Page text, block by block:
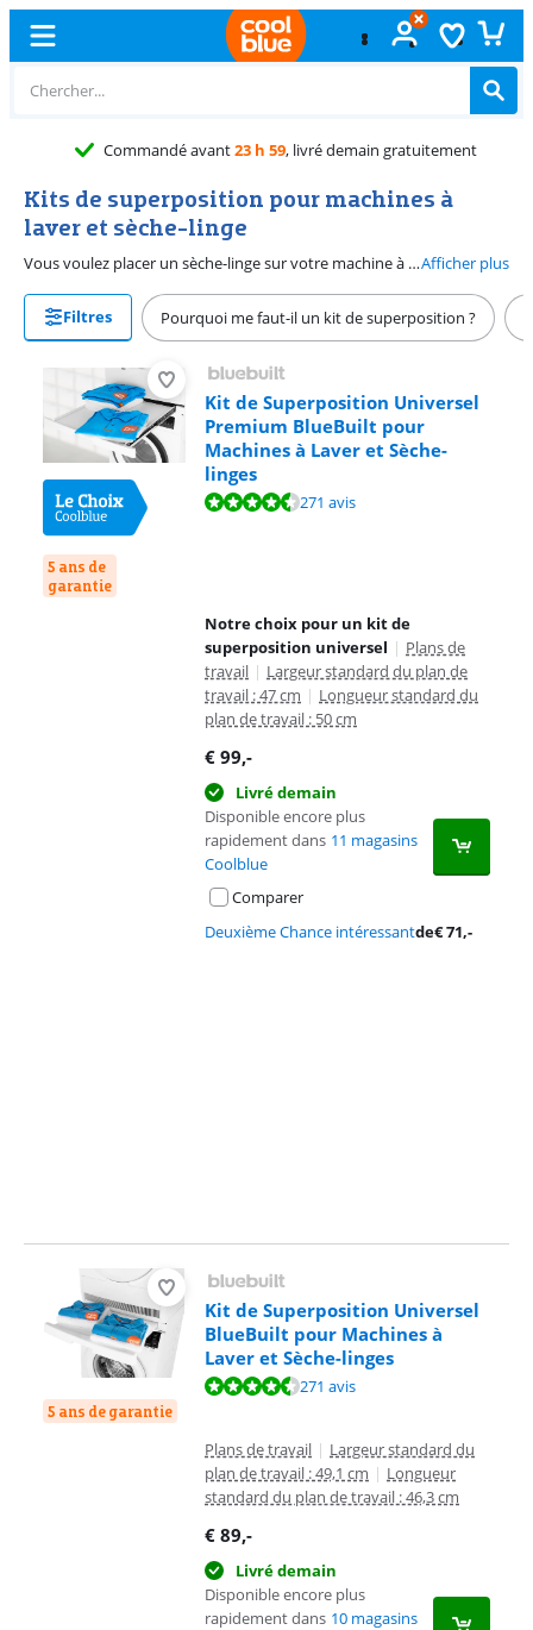
demain gratuitement
Kits de superposition pour machines à
laver et sèche-linge
Vous voulez placer un sèche-linge sur votre machine à laver pour gagner de la place dans votre buanderie ? Alors, vous avez besoin d'un kit de superposition. Pour plier votre linge immédiatement après le séchage, choisissez un kit de superposition avec un plan de travail. Ou choisissez un kit de superposition avec un étendoir pour suspendre vos chemises. De nombreux kits de superposition sont universels et conviennent donc à la plupart des marques. Consultez la page du produit pour vous assurer que le kit de superposition est adapté à votre machine.Afficher plus
Filtres Pourquoi me faut-il un kit de superposition ?
5 ans de
garantie
Kit de Superposition Universel
Premium BlueBuilt pour
Machines à Laver et Sèche-
linges
La note est de 8,8 sur 10, basée sur 271 avis.
271 avis
Notre choix pour un kit de
superposition universel | Plans de
travail | Largeur standard du plan de
travail : 47 cm | Longueur standard du
plan de travail : 50 cm
€ 99,-
Livré demain
Disponible encore plus
rapidement dans 11 magasins
Coolblue
Comparer
Deuxième Chance intéressantde€71,-
5 ans de garantie
Kit de Superposition Universel
BlueBuilt pour Machines à
Laver et Sèche-linges
La note est de 8,8 sur 10, basée sur 271 avis.
271 avis
Plans de travail | Largeur standard du
plan de travail : 49,1 cm | Longueur
standard du plan de travail : 46,3 cm
€ 89,-
Livré demain
Disponible encore plus
rapidement dans 10 magasins